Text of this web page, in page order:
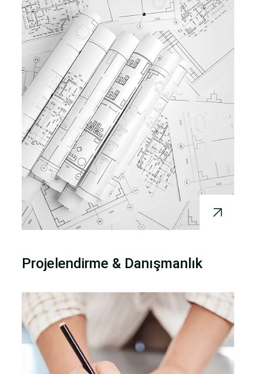
Projelendirme & Danışmanlık